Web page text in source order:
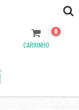
CARRINHO
0